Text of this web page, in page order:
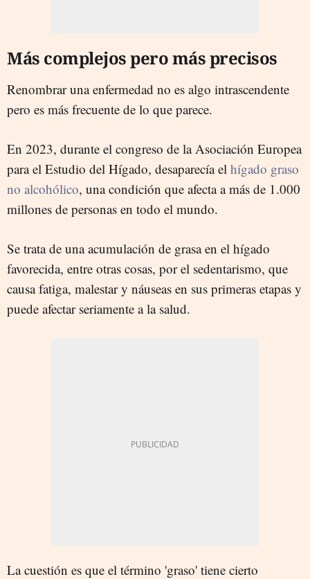
Más complejos pero más precisos
Renombrar una enfermedad no es algo intrascendente
pero es más frecuente de lo que parece.
En 2023, durante el congreso de la Asociación Europea
para el Estudio del Hígado, desaparecía el hígado graso
no alcohólico, una condición que afecta a más de 1.000
millones de personas en todo el mundo.
Se trata de una acumulación de grasa en el hígado
favorecida, entre otras cosas, por el sedentarismo, que
causa fatiga, malestar y náuseas en sus primeras etapas y
puede afectar seriamente a la salud.
La cuestión es que el término 'graso' tiene cierto